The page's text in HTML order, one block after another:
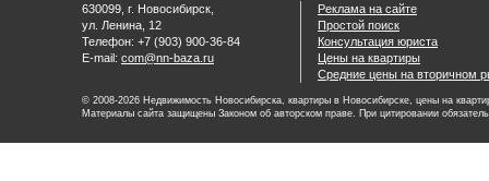
630099, г. Новосибирск,
ул. Ленина, 12
Телефон: +7 (903) 900-36-84
E-mail: com@nn-baza.ru
Реклама на сайте
Простой поиск
Консультация юриста
Цены на квартиры
Средние цены на вторичном
© 2008-2026 Недвижимость Новосибирска, квартиры в Новосибирске, цены на
Материалы сайта защищены Законом об авторском праве. При цитировании